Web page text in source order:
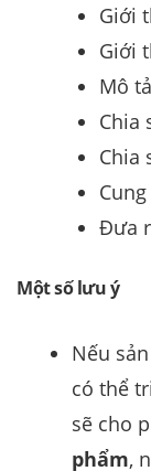
Giới
Giới
Mô
Chia
Chia
Đưa
Một số lưu ý
Nếu
có thể
sẽ cho
phẩm,